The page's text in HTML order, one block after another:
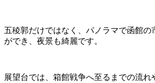
五稜郭だけではなく、パノラマで函館の
ができ、夜景も綺麗です。
展望台では、箱館戦争へ至るまでの流れ